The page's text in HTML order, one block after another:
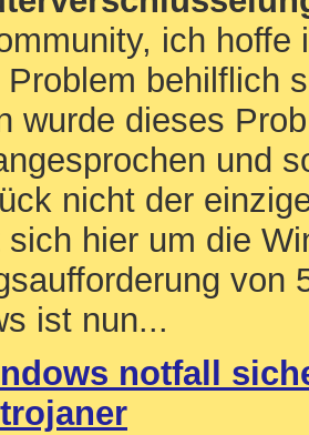
ich
behilflich
wurde dieses
und
nicht der
sich hier um die
von
ist nun...
notfall